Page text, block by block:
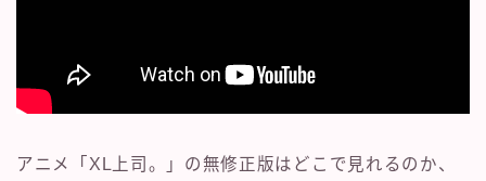
アニメ「XL上司。」の無修正版はどこで見れるのか、